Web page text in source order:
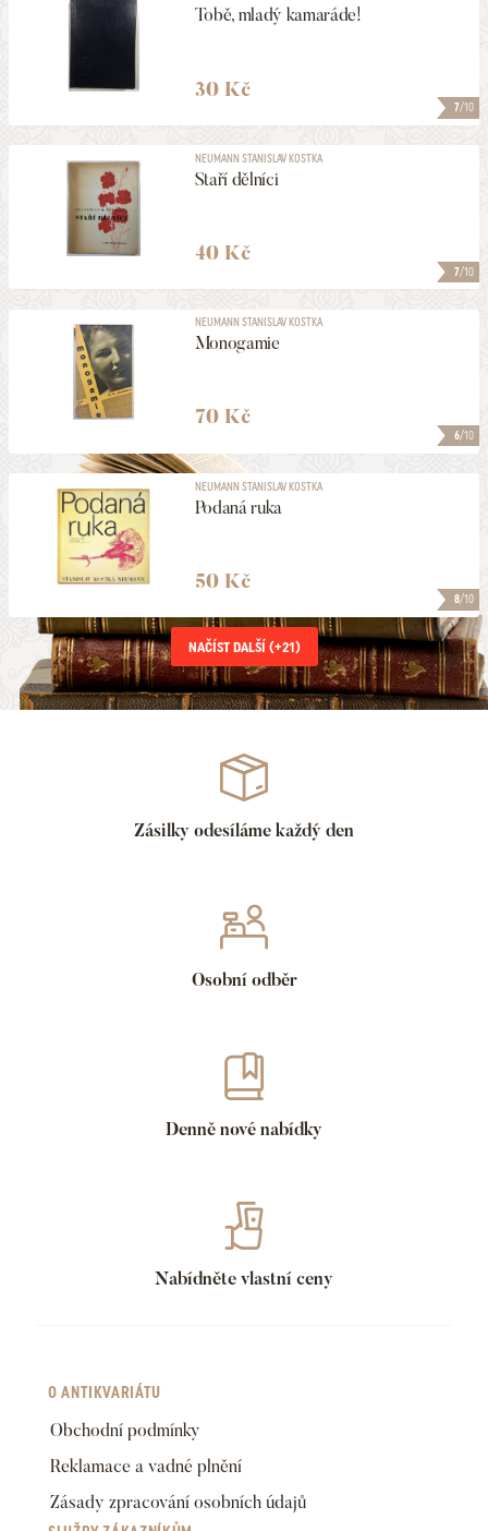
7/10
Tobě, mladý kamaráde!
30 Kč
7/10
NEUMANN STANISLAV KOSTKA
Staří dělníci
40 Kč
6/10
NEUMANN STANISLAV KOSTKA
Monogamie
70 Kč
8/10
NEUMANN STANISLAV KOSTKA
Podaná ruka
50 Kč
NAČÍST DALŠÍ (+21)
Zásilky odesíláme každý den
Osobní odběr
Denně nové nabídky
Nabídněte vlastní ceny
O ANTIKVARIÁTU
Obchodní podmínky
Reklamace a vadné plnění
Zásady zpracování osobních údajů